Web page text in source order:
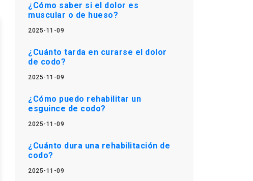
¿Cómo saber si el dolor es
muscular o de hueso?
2025-11-09
¿Cuánto tarda en curarse el dolor
de codo?
2025-11-09
¿Cómo puedo rehabilitar un
esguince de codo?
2025-11-09
¿Cuánto dura una rehabilitación de
codo?
2025-11-09